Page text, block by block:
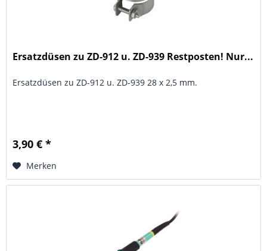
Ersatzdüsen zu ZD-912 u. ZD-939 Restposten! Nur...
Ersatzdüsen zu ZD-912 u. ZD-939 28 x 2,5 mm.
3,90 € *
Merken